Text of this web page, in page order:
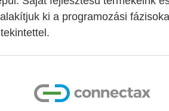
ki a programozási